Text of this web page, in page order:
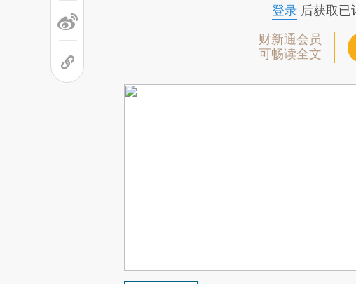
登录后获取已
财新通会员
可畅读全文